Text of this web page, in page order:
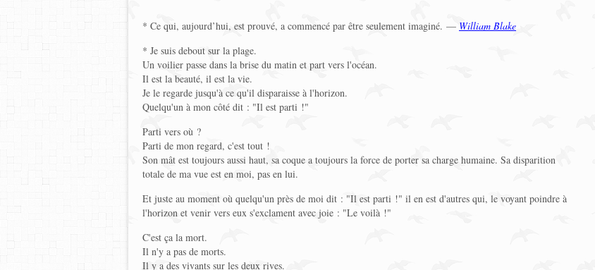
* Ce qui, aujourd’hui, est prouvé, a commencé par être seulement imaginé. — William Blake
* Je suis debout sur la plage.
Un voilier passe dans la brise du matin et part vers l'océan.
Il est la beauté, il est la vie.
Je le regarde jusqu'à ce qu'il disparaisse à l'horizon.
Quelqu'un à mon côté dit : "Il est parti !"
Parti vers où ?
Parti de mon regard, c'est tout !
Son mât est toujours aussi haut, sa coque a toujours la force de porter sa charge humaine. Sa disparition
totale de ma vue est en moi, pas en lui.
Et juste au moment où quelqu'un près de moi dit : "Il est parti !" il en est d'autres qui, le voyant poindre à
l'horizon et venir vers eux s'exclament avec joie : "Le voilà !"
C'est ça la mort.
Il n'y a pas de morts.
Il y a des vivants sur les deux rives.